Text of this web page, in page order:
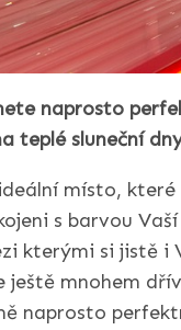
naprosto
teplé sluneční
místo,
s barvou
kterými si jistě
mnohem
naprosto